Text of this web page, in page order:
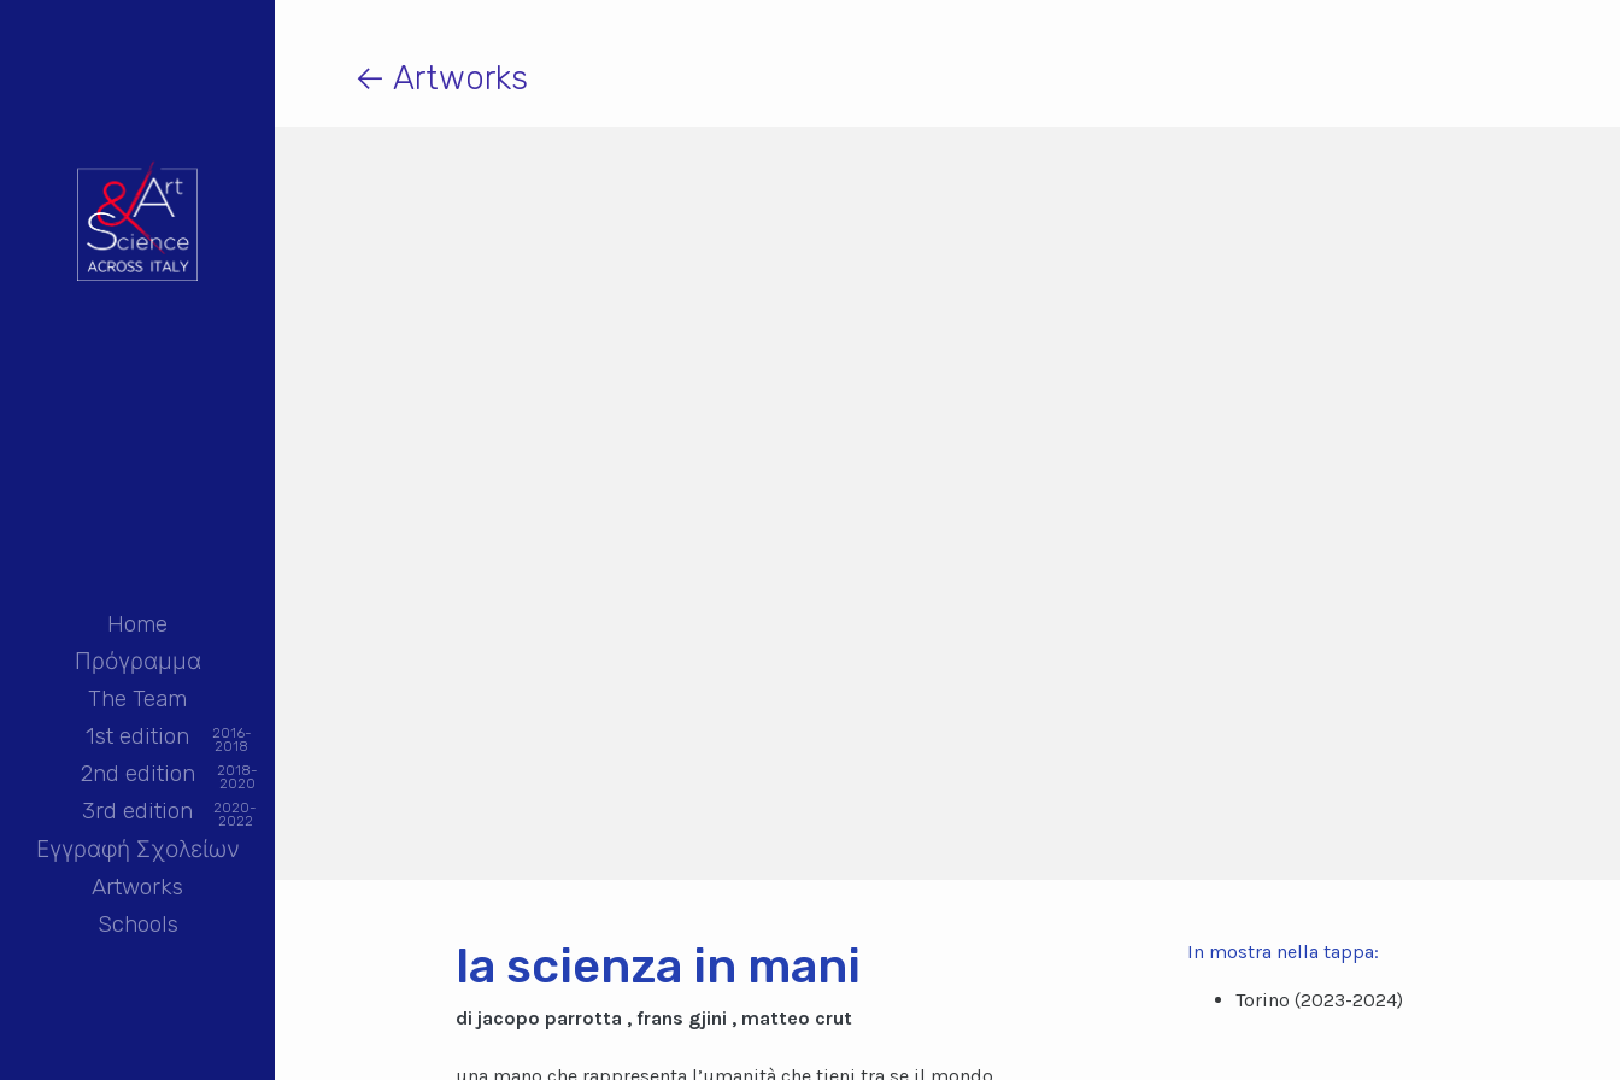
Home
Πρόγραμμα
The Team
1st edition
2016-
2018
2nd edition 2018-
2020
3rd edition 2020-
2022
Εγγραφή Σχολείων
Artworks
Schools
← Artworks
la scienza in mani
di jacopo parrotta , frans gjini , matteo crut
In mostra nella tappa:
Torino (2023-2024)